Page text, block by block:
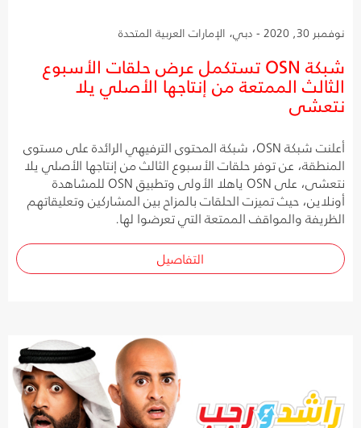
نوفمبر 30, 2020 - دبي، الإمارات العربية المتحدة
شبكة OSN تستكمل عرض حلقات الأسبوع
الثالث الممتعة من إنتاجها الأصلي يلا
نتعشى
أعلنت شبكة OSN، شبكة المحتوى الترفيهي الرائدة على مستوى
المنطقة، عن توفر حلقات الأسبوع الثالث من إنتاجها الأصلي يلا
نتعشى، على OSN ياهلا الأولى وتطبيق OSN للمشاهدة
أونلاين، حيث تميزت الحلقات بالمزاح بين المشاركين وتعليقاتهم
الظريفة والمواقف الممتعة التي تعرضوا لها.
التفاصيل